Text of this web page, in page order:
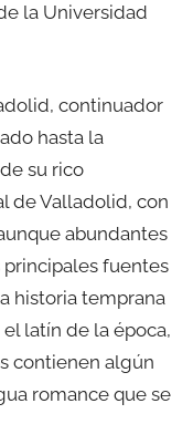
la Universidad
continuador
hasta la
su rico
de Valladolid, con
abundantes
fuentes
historia temprana
latín de la época,
contienen algún
romance que se